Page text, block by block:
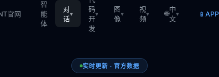
官网
智
能
体
对
话
▾
码
开
发
▾
图
像
▾
视
频
▾ 🌐
中
文
▾ 📱
实时更新 · 官方数据